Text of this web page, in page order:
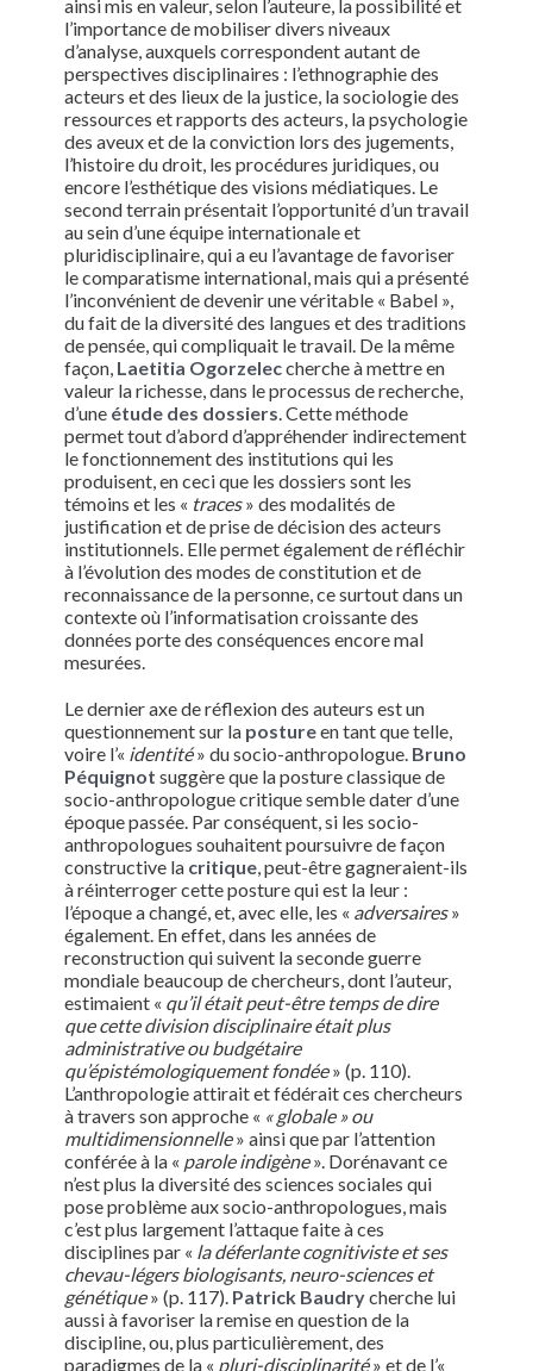
ainsi mis en valeur, selon l’auteure, la possibilité et
l’importance de mobiliser divers niveaux
d’analyse, auxquels correspondent autant de
perspectives disciplinaires : l’ethnographie des
acteurs et des lieux de la justice, la sociologie des
ressources et rapports des acteurs, la psychologie
des aveux et de la conviction lors des jugements,
l’histoire du droit, les procédures juridiques, ou
encore l’esthétique des visions médiatiques. Le
second terrain présentait l’opportunité d’un travail
au sein d’une équipe internationale et
pluridisciplinaire, qui a eu l’avantage de favoriser
le comparatisme international, mais qui a présenté
l’inconvénient de devenir une véritable « Babel »,
du fait de la diversité des langues et des traditions
de pensée, qui compliquait le travail. De la même
façon, Laetitia Ogorzeleccherche à mettre en
valeur la richesse, dans le processus de recherche,
d’une étude des dossiers . Cette méthode
permet tout d’abord d’appréhender indirectement
le fonctionnement des institutions qui les
produisent, en ceci que les dossiers sont les
témoins et les « traces» des modalités de
justification et de prise de décision des acteurs
institutionnels. Elle permet également de réfléchir
à l’évolution des modes de constitution et de
reconnaissance de la personne, ce surtout dans un
contexte où l’informatisation croissante des
données porte des conséquences encore mal
mesurées.
Le dernier axe de réflexion des auteurs est un
questionnement sur la postureen tant que telle,
voire l’« identité» du socio-anthropologue. Bruno
Péquignot suggère que la posture classique de
socio-anthropologue critique semble dater d’une
époque passée. Par conséquent, si les socio-
anthropologues souhaitent poursuivre de façon
constructive la critique, peut-être gagneraient-ils
à réinterroger cette posture qui est la leur :
l’époque a changé, et, avec elle, les « adversaires»
également. En effet, dans les années de
reconstruction qui suivent la seconde guerre
mondiale beaucoup de chercheurs, dont l’auteur,
estimaient « qu’il était peut-être temps de dire
que cette division disciplinaire était plus
administrative ou budgétaire
qu’épistémologiquement fondée» (p. 110).
L’anthropologie attirait et fédérait ces chercheurs
à travers son approche « « globale » ou
multidimensionnelle» ainsi que par l’attention
conférée à la « parole indigène». Dorénavant ce
n’est plus la diversité des sciences sociales qui
pose problème aux socio-anthropologues, mais
c’est plus largement l’attaque faite à ces
disciplines par « la déferlante cognitiviste et ses
chevau-légers biologisants, neuro-sciences et
génétique» (p. 117). Patrick Baudrycherche lui
aussi à favoriser la remise en question de la
discipline, ou, plus particulièrement, des
paradigmes de la « pluri-disciplinarité» et de l’«